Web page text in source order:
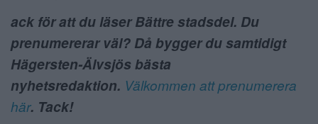
ack för att du läser Bättre stadsdel. Du
prenumererar väl? Då bygger du samtidigt
Hägersten-Älvsjös bästa
nyhetsredaktion. Välkommen att prenumerera
här. Tack!